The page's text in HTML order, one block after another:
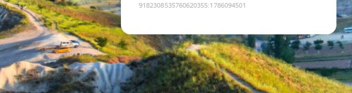
9182308535760620355:1786094501